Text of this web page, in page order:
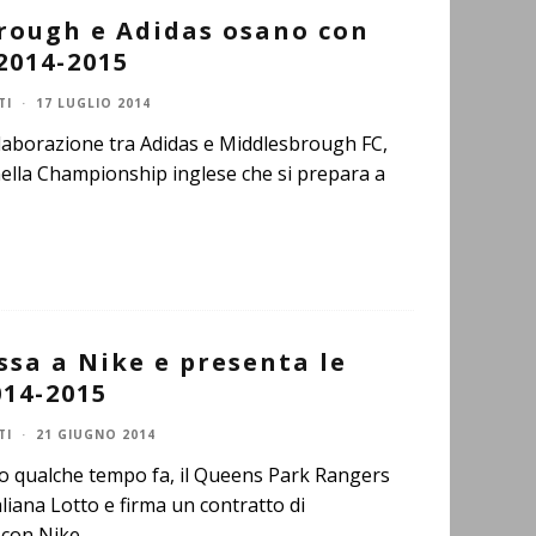
e Adidas osano con
2015
· 17 LUGLIO 2014
tra Adidas e Middlesbrough FC,
Championship inglese che si prepara a
a Nike e presenta le
2015
· 21 GIUGNO 2014
qualche tempo fa, il Queens Park Rangers
Lotto e firma un contratto di